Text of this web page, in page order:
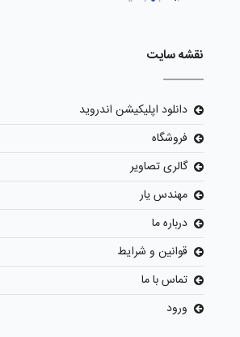
نقشه سایت
دانلود اپلیکیشن اندروید
فروشگاه
گالری تصاویر
مهندس یار
درباره ما
قوانین و شرایط
تماس با ما
ورود